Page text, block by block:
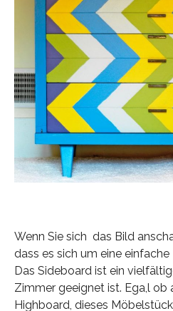
Wenn Sie sich das Bild
dass es sich um eine
Das Sideboard ist ein
Zimmer geeignet ist. Ega,l
Highboard, dieses